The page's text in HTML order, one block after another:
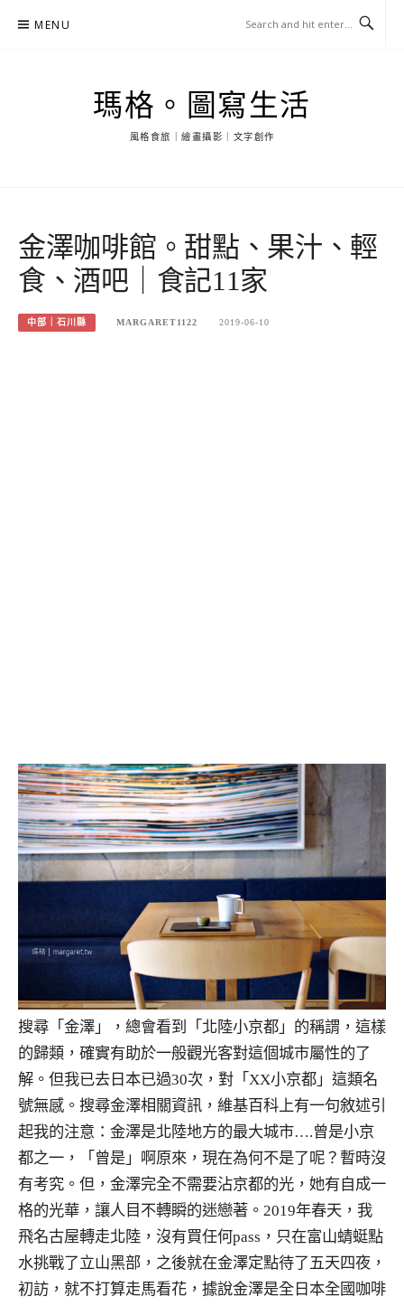
MENU
瑪格。圖寫生活
風格食旅｜繪畫攝影｜文字創作
金澤咖啡館。甜點、果汁、輕
食、酒吧｜食記11家
中部｜石川縣 MARGARET1122 2019-06-10
搜尋「金澤」，總會看到「北陸小京都」的稱謂，這樣
的歸類，確實有助於一般觀光客對這個城市屬性的了
解。但我已去日本已過30次，對「XX小京都」這類名
號無感。搜尋金澤相關資訊，維基百科上有一句敘述引
起我的注意：金澤是北陸地方的最大城市….曾是小京
都之一，「曾是」啊原來，現在為何不是了呢？暫時沒
有考究。但，金澤完全不需要沾京都的光，她有自成一
格的光華，讓人目不轉瞬的迷戀著。2019年春天，我
飛名古屋轉走北陸，沒有買任何pass，只在富山蜻蜓點
水挑戰了立山黑部，之後就在金澤定點待了五天四夜，
初訪，就不打算走馬看花，據說金澤是全日本全國咖啡